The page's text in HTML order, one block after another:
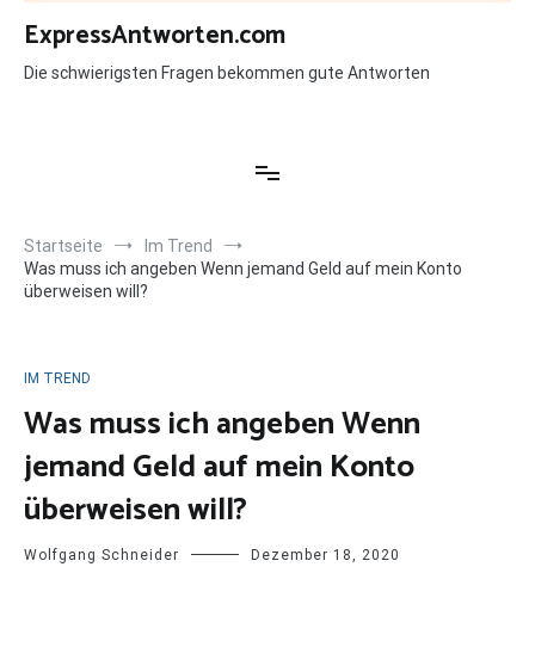
Zum
Inhalt
springen
ExpressAntworten.com
Die schwierigsten Fragen bekommen gute Antworten
Startseite
Im Trend
Was muss ich angeben Wenn jemand Geld auf mein Konto
überweisen will?
IM TREND
Was muss ich angeben Wenn
jemand Geld auf mein Konto
überweisen will?
Wolfgang Schneider Dezember 18, 2020